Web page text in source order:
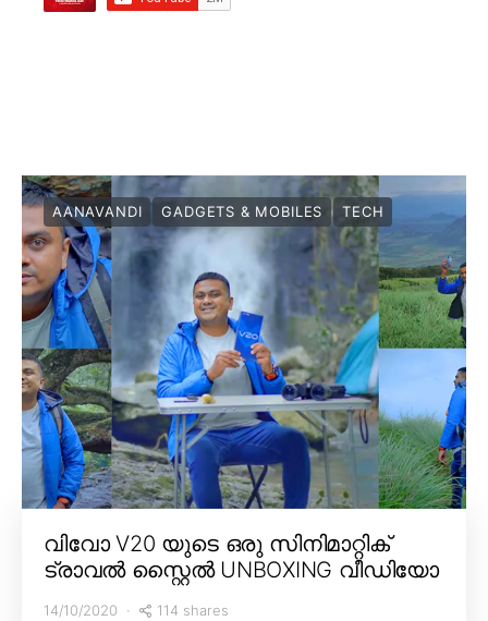
AANAVANDI GADGETS & MOBILES TECH
വിവോ V20 യുടെ ഒരു സിനിമാറ്റിക്
ട്രാവൽ സ്റ്റൈൽ UNBOXING വീഡിയോ
14/10/2020 114 shares